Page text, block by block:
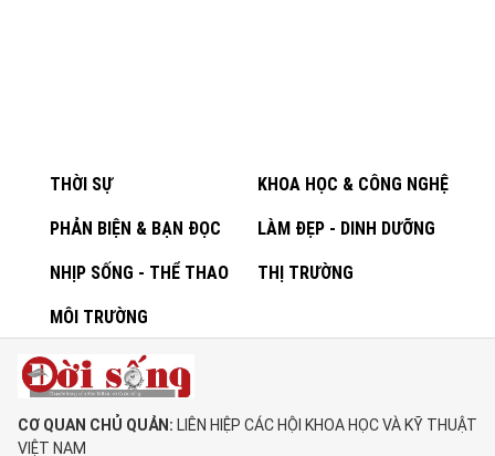
THỜI SỰ KHOA HỌC & CÔNG NGHỆ
PHẢN BIỆN & BẠN ĐỌC LÀM ĐẸP - DINH DƯỠNG
NHỊP SỐNG - THỂ THAO THỊ TRƯỜNG
MÔI TRƯỜNG
CƠ QUAN CHỦ QUẢN: LIÊN HIỆP CÁC HỘI KHOA HỌC VÀ KỸ THUẬT
VIỆT NAM